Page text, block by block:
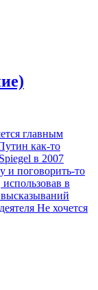
главным
как-то
в 2007
и поговорить-то
в
высказываний
Не хочется